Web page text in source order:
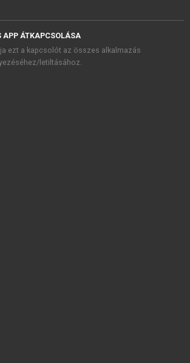
APP ÁTKAPCSOLÁSA
ezt a kapcsolót az összes alkalmazás
letiltásához.